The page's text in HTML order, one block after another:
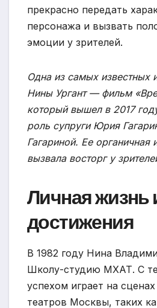
прекрасно передать
персонажа и вызвать
эмоции у зрителей.
Одна из самых известных
Нины Ургант — фильм
который вышел в 2017
роль супруги Юрия
Гагариной. Ее органичная
вызвала восторг у
Личная жизнь
достижения
В 1982 году Нина
Школу-студию МХАТ. С
успехом играет на
театров Москвы, таких